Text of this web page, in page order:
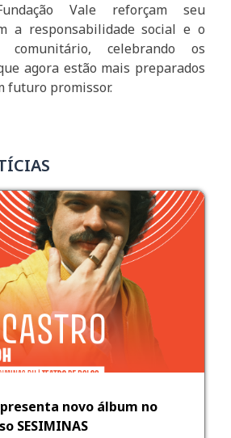
Vale reforçam seu
a responsabilidade social e o
comunitário, celebrando os
agora estão mais preparados
futuro promissor.
novo álbum no
SESIMINAS